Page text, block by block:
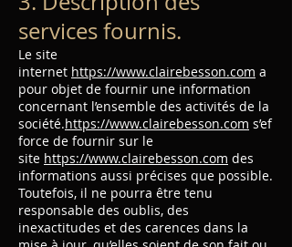
services fournis.
Le site
internet https://www.clairebesson.com a
pour objet de fournir une information
concernant l’ensemble des activités de la
société.https://www.clairebesson.com s’ef
force de fournir sur le
site https://www.clairebesson.com des
informations aussi précises que possible.
Toutefois, il ne pourra être tenu
responsable des oublis, des
inexactitudes et des carences dans la